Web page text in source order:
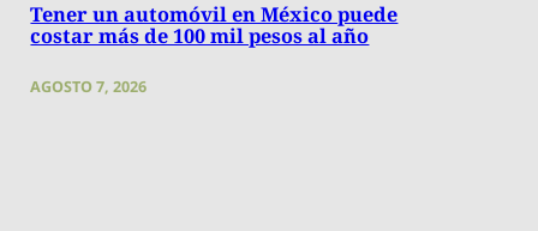
Tener un automóvil en México puede
costar más de 100 mil pesos al año
AGOSTO 7, 2026